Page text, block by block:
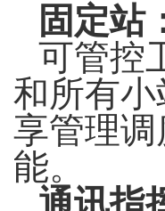
固定站
可管控
和所有
享管理
能。
通讯指